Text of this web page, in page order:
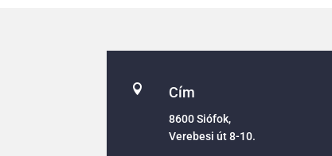
 Cím
8600 Siófok,
Verebesi út 8-10.